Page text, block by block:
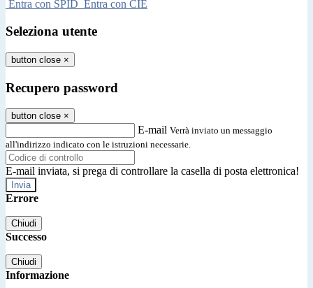
Entra con SPID Entra con CIE
Seleziona utente
button close ×
Recupero password
button close ×
E-mail Verrà inviato un messaggio
all'indirizzo indicato con le istruzioni necessarie.
E-mail inviata, si prega di controllare la casella di posta elettronica!
Errore
Chiudi
Successo
Chiudi
Informazione